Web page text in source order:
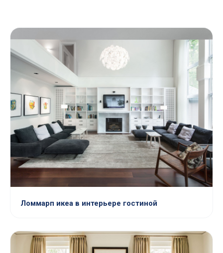
Ломмарп икеа в интерьере гостиной